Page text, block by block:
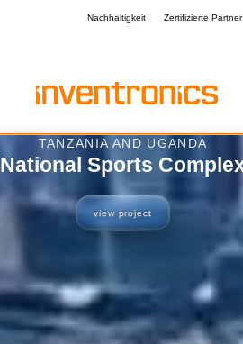
Nachhaltigkeit Zertifizierte Partner
OXFORDSHIRE, UK
The Courtyard
view project